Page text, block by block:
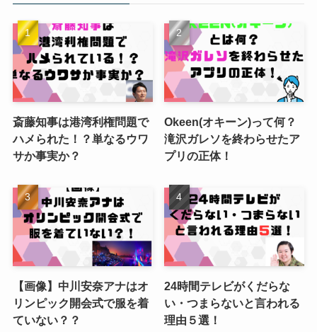
斎藤知事は港湾利権問題で
ハメられた！？単なるウワ
サか事実か？
Okeen(オキーン)って何？
滝沢ガレソを終わらせたア
プリの正体！
【画像】中川安奈アナはオ
リンピック開会式で服を着
ていない？？
24時間テレビがくだらな
い・つまらないと言われる
理由５選！